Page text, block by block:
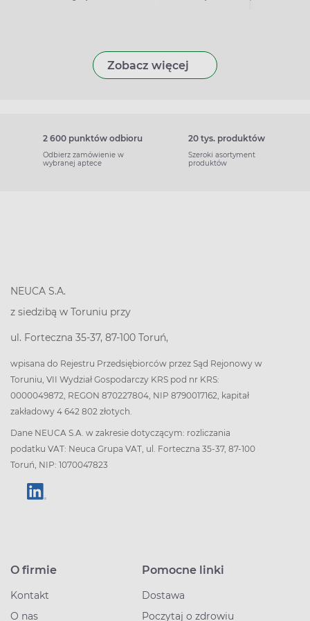
Zobacz więcej
2 600 punktów odbioru
Odbierz zamówienie w
wybranej aptece
20 tys. produktów
Szeroki asortyment
produktów
NEUCA S.A.
z siedzibą w Toruniu przy
ul. Forteczna 35-37, 87-100 Toruń,
wpisana do Rejestru Przedsiębiorców przez Sąd Rejonowy w
Toruniu, VII Wydział Gospodarczy KRS pod nr KRS:
0000049872, REGON 870227804, NIP 8790017162, kapitał
zakładowy 4 642 802 złotych.
Dane NEUCA S.A. w zakresie dotyczącym: rozliczania
podatku VAT: Neuca Grupa VAT, ul. Forteczna 35-37, 87-100
Toruń, NIP: 1070047823
O firmie
Kontakt
O nas
Pomocne linki
Dostawa
Poczytaj o zdrowiu